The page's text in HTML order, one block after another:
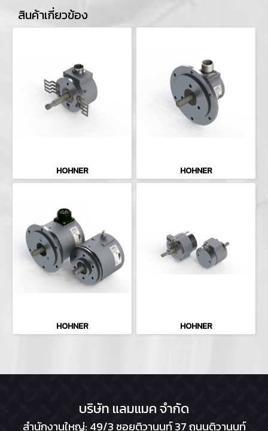
สินค้าเกี่ยวข้อง
HOHNER HOHNER
HOHNER HOHNER
บริษัท แลมแมค จำกัด
สำนักงานใหญ่: 49/3 ซอยติวานนท์ 37 ถนนติวานนท์